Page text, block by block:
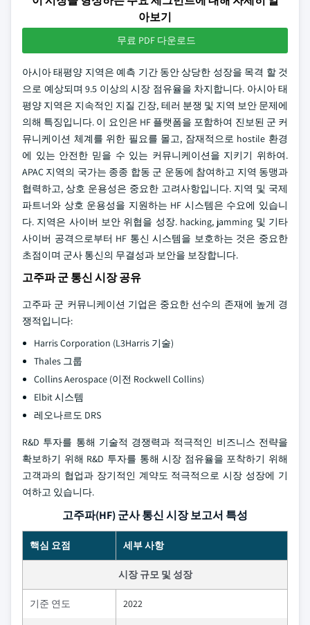
아보기
무료 PDF 다운로드
아시아 태평양 지역은 예측 기간 동안 상당한 성장을 목격 할 것
으로 예상되며 9.5 이상의 시장 점유율을 차지합니다. 아시아 태
평양 지역은 지속적인 지질 긴장, 테러 분쟁 및 지역 보안 문제에
의해 특징입니다. 이 요인은 HF 플랫폼을 포함하여 진보된 군 커
뮤니케이션 체계를 위한 필요를 몰고, 잠재적으로 hostile 환경
에 있는 안전한 믿을 수 있는 커뮤니케이션을 지키기 위하여.
APAC 지역의 국가는 종종 합동 군 운동에 참여하고 지역 동맹과
협력하고, 상호 운용성은 중요한 고려사항입니다. 지역 및 국제
파트너와 상호 운용성을 지원하는 HF 시스템은 수요에 있습니
다. 지역은 사이버 보안 위협을 성장. hacking, jamming 및 기타
사이버 공격으로부터 HF 통신 시스템을 보호하는 것은 중요한
초점이며 군사 통신의 무결성과 보안을 보장합니다.
고주파 군 통신 시장 공유
고주파 군 커뮤니케이션 기업은 중요한 선수의 존재에 높게 경
쟁적입니다:
Harris Corporation (L3Harris 기술)
Thales 그룹
Collins Aerospace (이전 Rockwell Collins)
Elbit 시스템
레오나르도 DRS
R&D 투자를 통해 기술적 경쟁력과 적극적인 비즈니스 전략을
확보하기 위해 R&D 투자를 통해 시장 점유율을 포착하기 위해
고객과의 협업과 장기적인 계약도 적극적으로 시장 성장에 기
여하고 있습니다.
고주파(HF) 군사 통신 시장 보고서 특성
핵심 요점 세부 사항
시장 규모 및 성장
기준 연도 2022